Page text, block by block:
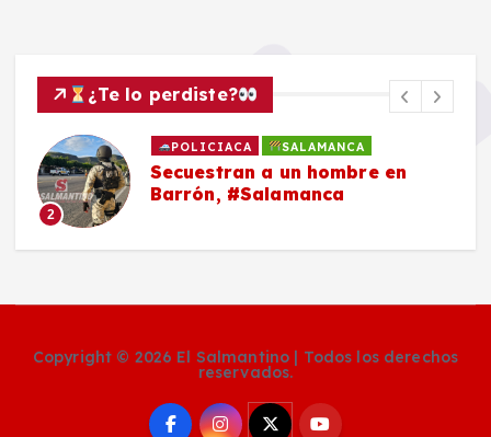
¿Te lo perdiste?
2
POLICIACA SALAMANCA
Secuestran a un hombre en
Barrón, #Salamanca
Copyright © 2026 El Salmantino | Todos los derechos
reservados.